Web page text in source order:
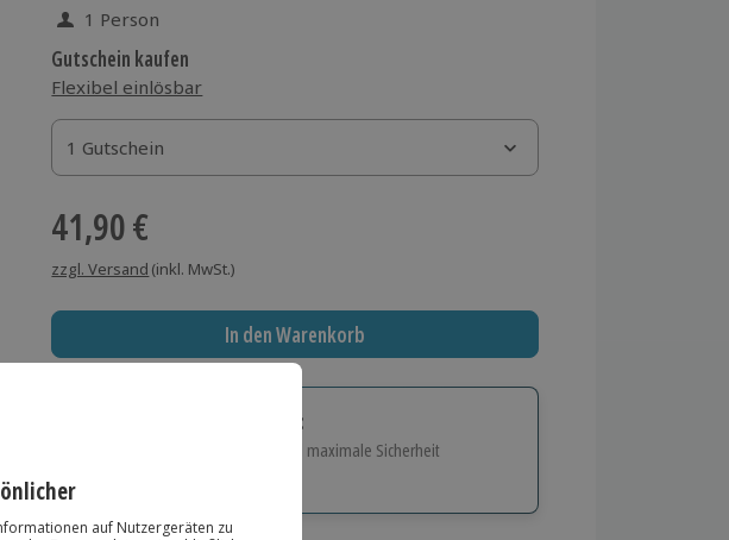
1 Person
Gutschein kaufen
Flexibel einlösbar
1 Gutschein
1 Gutschein
1 Gutschein
41,90 €
zzgl. Versand (inkl. MwSt.)
In den Warenkorb
Immer das richtige Geschenk:
Große Auswahl, volle Flexibilität und maximale Sicherheit
Über 9.000 Erlebnisse.